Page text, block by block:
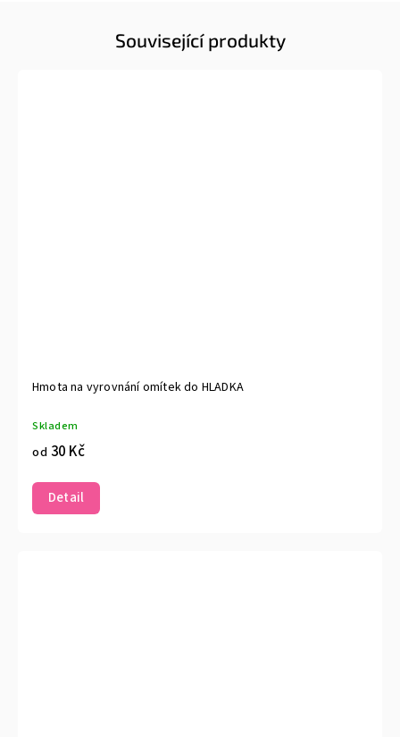
Související produkty
Hmota na vyrovnání omítek do HLADKA
Skladem
od 30 Kč
Detail